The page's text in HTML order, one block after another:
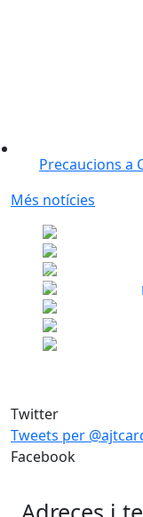
Precaucions a
Més notícies
Previous
Twitter
Tweets per
Facebook